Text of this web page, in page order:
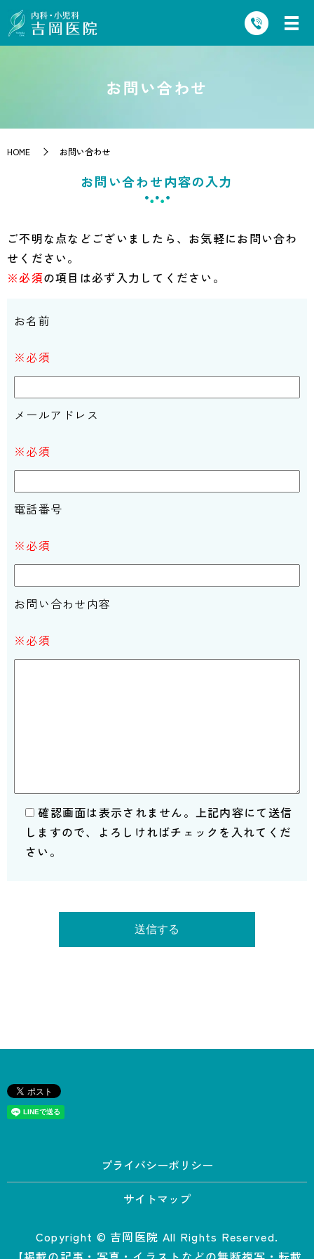
お問い合わせ
HOME お問い合わせ
お問い合わせ内容の入力
ご不明な点などございましたら、お気軽にお問い合わ
せください。
※必須の項目は必ず入力してください。
お名前
※必須
メールアドレス
※必須
電話番号
※必須
お問い合わせ内容
※必須
確認画面は表示されません。上記内容にて送信
しますので、よろしければチェックを入れてくだ
さい。
プライバシーポリシー
サイトマップ
Copyright © 吉岡医院 All Rights Reserved.